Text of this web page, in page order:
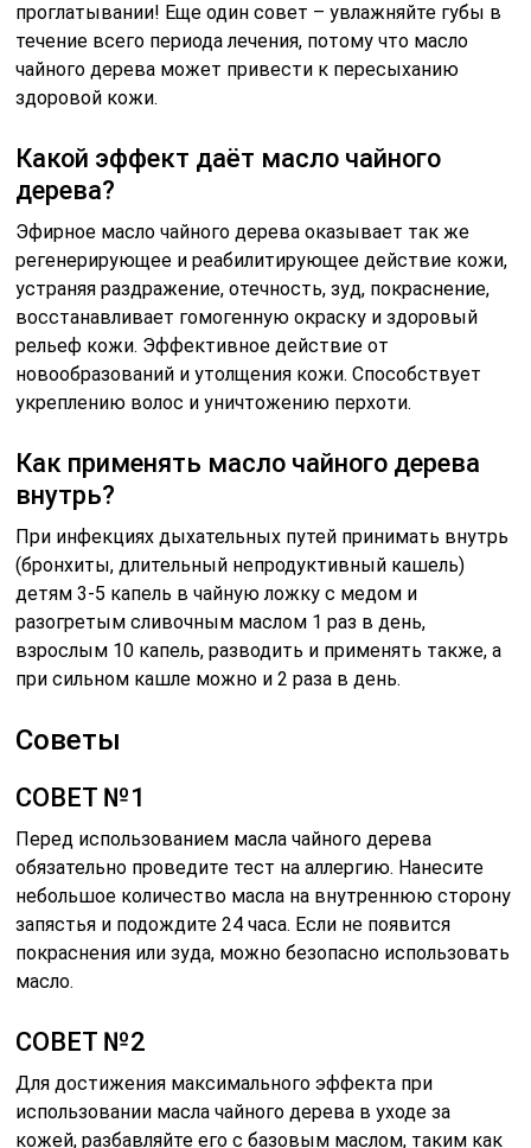
проглатывании! Еще один совет – увлажняйте губы в
течение всего периода лечения, потому что масло
чайного дерева может привести к пересыханию
здоровой кожи.
Какой эффект даёт масло чайного
дерева?
Эфирное масло чайного дерева оказывает так же
регенерирующее и реабилитирующее действие кожи,
устраняя раздражение, отечность, зуд, покраснение,
восстанавливает гомогенную окраску и здоровый
рельеф кожи. Эффективное действие от
новообразований и утолщения кожи. Способствует
укреплению волос и уничтожению перхоти.
Как применять масло чайного дерева
внутрь?
При инфекциях дыхательных путей принимать внутрь
(бронхиты, длительный непродуктивный кашель)
детям 3-5 капель в чайную ложку с медом и
разогретым сливочным маслом 1 раз в день,
взрослым 10 капель, разводить и применять также, а
при сильном кашле можно и 2 раза в день.
Советы
СОВЕТ №1
Перед использованием масла чайного дерева
обязательно проведите тест на аллергию. Нанесите
небольшое количество масла на внутреннюю сторону
запястья и подождите 24 часа. Если не появится
покраснения или зуда, можно безопасно использовать
масло.
СОВЕТ №2
Для достижения максимального эффекта при
использовании масла чайного дерева в уходе за
кожей, разбавляйте его с базовым маслом, таким как